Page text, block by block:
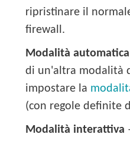
ripristinare il
firewall.
Modalità automatica
di un'altra modalità
impostare la
(con regole definite
Modalità interattiva